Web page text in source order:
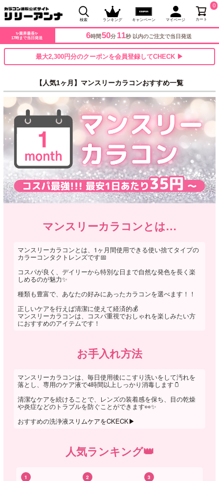
検索 ランキング キャンペーン マイページ カート
0
✨業界最長✨
17時まで当日発送
6時間 50分 10秒 以内のご注文で当日発送
最大2,300円分のクーポンを会員登録してCHECK ▶
【人気1ヶ月】マンスリーカラコンおすすめ一覧
マンスリーカラコンとは…
マンスリーカラコンとは、1ヶ月間使用できる使い捨てタイプの
カラーコンタクトレンズです📅
コスパが良く、デイリーから特別な日まで自然な発色を長く楽
しめるのが魅力✨
種類も豊富で、あなたの好みにあったカラコンを選べます！！
正しいケアを行えば清潔に使えて経済的💰
マンスリーカラコンは、コスパ重視でおしゃれを楽しみたい方
におすすめのアイテムです！
お手入れ方法
マンスリーカラコンは、毎日使用後にこすり洗いをして汚れを
落とし、専用のケア液で4時間以上しっかり消毒します🫙
清潔なケアを続けることで、レンズの装着感を保ち、目の乾燥
や炎症などのトラブルを防ぐことができます👀✨
おすすめの洗浄液スリムケアをCKECK▶
人気ランキング👑
1 2 3